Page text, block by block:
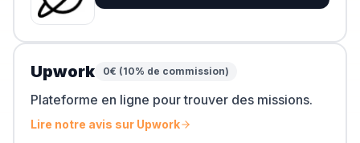
Upwork 0€ (10% de commission)
Plateforme en ligne pour trouver des missions.
Lire notre avis sur Upwork